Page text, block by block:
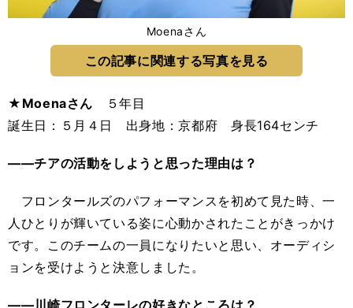
Moenaさん
この記事に関連する写真を見る
★Moenaさん ５年目
誕生日：５月４日 出身地：京都府 身長164センチ
――チアの活動をしようと思った理由は？
フロンタールズのパフォーマンスを初めて見た時、一
人ひとりが輝いている姿に心動かされたことがきっかけ
です。このチームの一員になりたいと思い、オーディシ
ョンを受けようと決意しました。
――川崎フロンターレの好きなところは？